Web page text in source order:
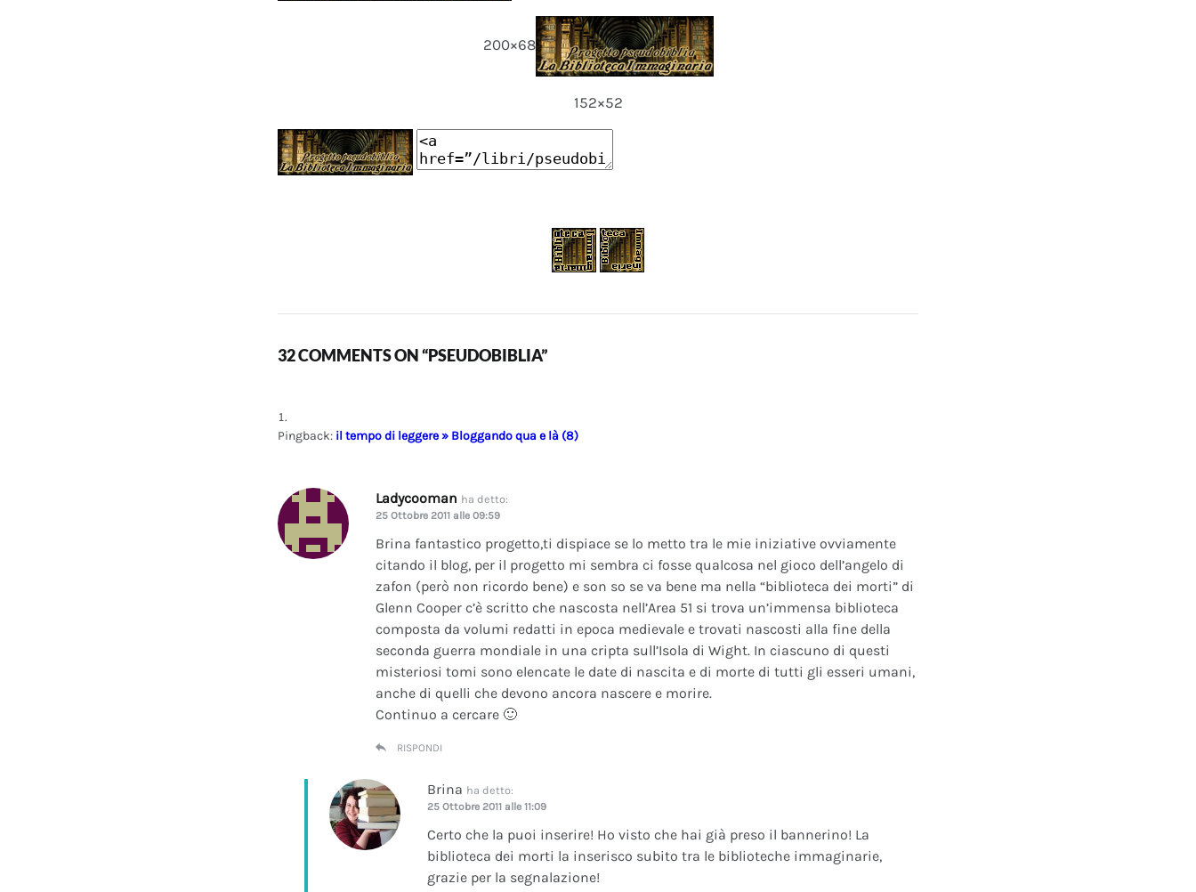
200×68
152×52
32 COMMENTS ON “PSEUDOBIBLIA”
Pingback: il tempo di leggere » Bloggando qua e là (8)
Ladycooman ha detto:
25 Ottobre 2011 alle 09:59
Brina fantastico progetto,ti dispiace se lo metto tra le mie iniziative ovviamente
citando il blog, per il progetto mi sembra ci fosse qualcosa nel gioco dell’angelo di
zafon (però non ricordo bene) e son so se va bene ma nella “biblioteca dei morti” di
Glenn Cooper c’è scritto che nascosta nell’Area 51 si trova un’immensa biblioteca
composta da volumi redatti in epoca medievale e trovati nascosti alla fine della
seconda guerra mondiale in una cripta sull’Isola di Wight. In ciascuno di questi
misteriosi tomi sono elencate le date di nascita e di morte di tutti gli esseri umani,
anche di quelli che devono ancora nascere e morire.
Continuo a cercare 🙂
RISPONDI
Brina ha detto:
25 Ottobre 2011 alle 11:09
Certo che la puoi inserire! Ho visto che hai già preso il bannerino! La
biblioteca dei morti la inserisco subito tra le biblioteche immaginarie,
grazie per la segnalazione!